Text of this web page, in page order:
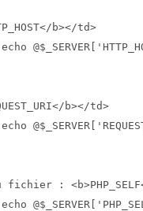
b></td>
b></td>
fichier :